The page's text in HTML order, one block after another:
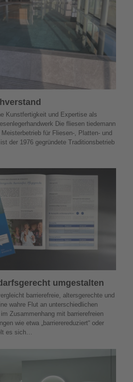
Kunstfertigkeit und Expertise als
Die fliesen tiedemann
für Fliesen-, Platten- und
der 1976 gegründete Traditionsbetrieb
umgestalten
barrierefreie, altersgerechte und
wahre Flut an unterschiedlichen
Zusammenhang mit barrierefreien
wie etwa „barrierereduziert“ oder
es sich…